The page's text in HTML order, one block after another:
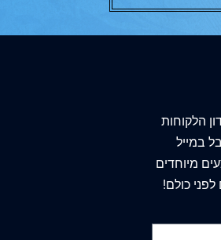
הלקוחות
במייל
מיוחדים
כולם!